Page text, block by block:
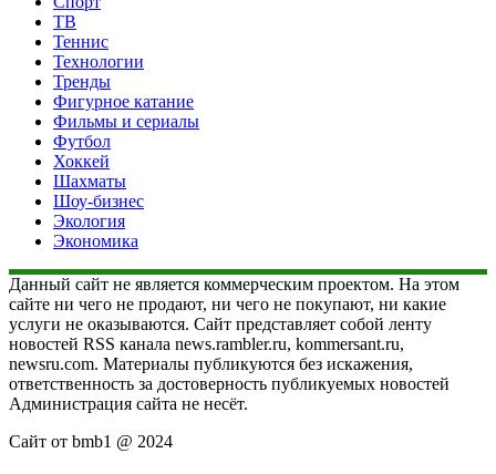
ТВ
Теннис
Технологии
Тренды
Фигурное катание
Фильмы и сериалы
Футбол
Хоккей
Шахматы
Шоу-бизнес
Экология
Экономика
Данный сайт не является коммерческим проектом. На этом
сайте ни чего не продают, ни чего не покупают, ни какие
услуги не оказываются. Сайт представляет собой ленту
новостей RSS канала news.rambler.ru, kommersant.ru,
newsru.com. Материалы публикуются без искажения,
ответственность за достоверность публикуемых новостей
Администрация сайта не несёт.
Сайт от bmb1 @ 2024